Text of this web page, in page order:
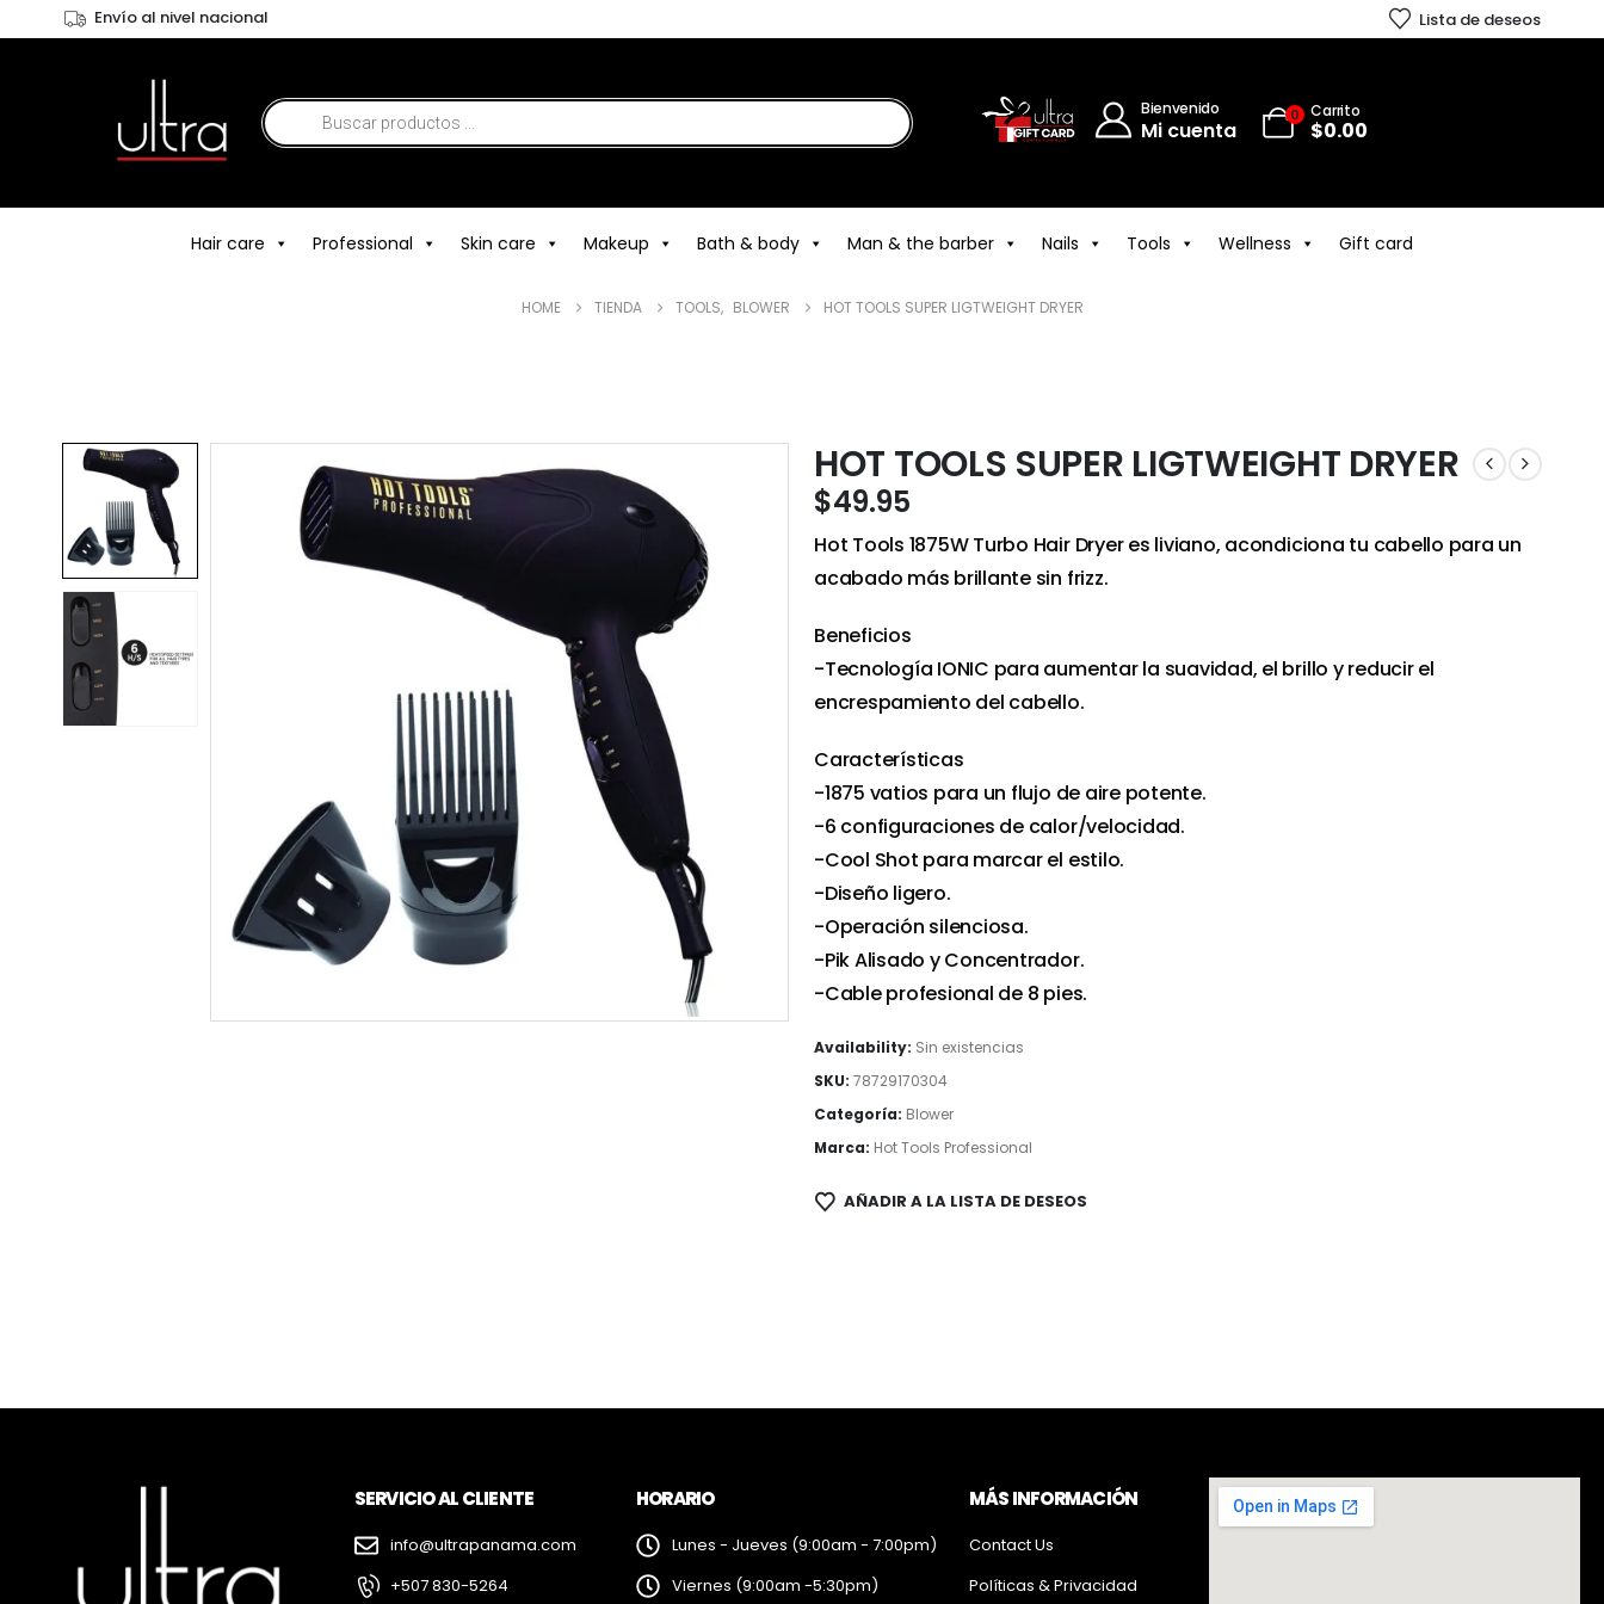
Envío al nivel nacional Lista de deseos
Bienvenido
Mi cuenta
0 Carrito
$0.00
Hair care Professional Skin care Makeup Bath & body Man & the barber Nails Tools Wellness Gift card
HOME TIENDA TOOLS, BLOWER HOT TOOLS SUPER LIGTWEIGHT DRYER
HOT TOOLS SUPER LIGTWEIGHT DRYER
$49.95
Hot Tools 1875W Turbo Hair Dryer es liviano, acondiciona tu cabello para un
acabado más brillante sin frizz.
Beneficios
-Tecnología IONIC para aumentar la suavidad, el brillo y reducir el
encrespamiento del cabello.
Características
-1875 vatios para un flujo de aire potente.
-6 configuraciones de calor/velocidad.
-Cool Shot para marcar el estilo.
-Diseño ligero.
-Operación silenciosa.
-Pik Alisado y Concentrador.
-Cable profesional de 8 pies.
Availability: Sin existencias
SKU: 78729170304
Categoría: Blower
Marca: Hot Tools Professional
AÑADIR A LA LISTA DE DESEOS
SERVICIO AL CLIENTE
info@ultrapanama.com
+507 830-5264
HORARIO
Lunes - Jueves (9:00am - 7:00pm)
Viernes (9:00am -5:30pm)
MÁS INFORMACIÓN
Contact Us
Políticas & Privacidad